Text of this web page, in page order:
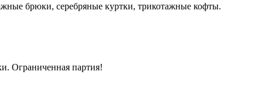
брюки, серебряные куртки, трикотажные кофты.
Ограниченная партия!